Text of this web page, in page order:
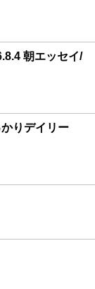
朝エッセイ/
りデイリー